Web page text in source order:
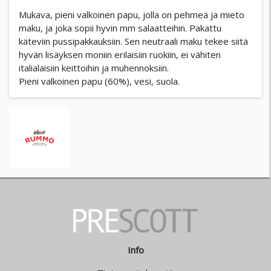
Mukava, pieni valkoinen papu, jolla on pehmeä ja mieto
maku, ja joka sopii hyvin mm salaatteihin. Pakattu
käteviin pussipakkauksiin. Sen neutraali maku tekee siitä
hyvän lisäyksen moniin erilaisiin ruokiin, ei vähiten
italialaisiin keittoihin ja muhennoksiin.
Pieni valkoinen papu (60%), vesi, suola.
Info